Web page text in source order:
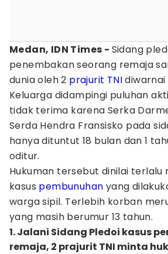
Medan, IDN Times - Sidang
penembakan seorang remaja
dunia oleh 2 prajurit TNIdiwarnai
Keluarga didampingi puluhan
tidak terima karena Serka
Serda Hendra Fransisko pada
hanya dituntut 18 bulan dan 1
oditur.
Hukuman tersebut dinilai terlalu
kasus pembunuhan yang
warga sipil. Terlebih korban
yang masih berumur 13 tahun.
1. Jalani Sidang Pledoi kasus
remaja, 2 prajurit TNI minta